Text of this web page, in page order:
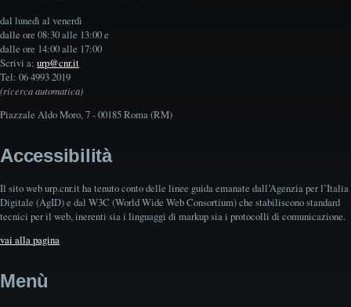
dal lunedì al venerdì
dalle ore 08:30 alle 13:00 e
dalle ore 14:00 alle 17:00
Scrivi a: urp@cnr.it
Tel: 06 4993 2019
(ricerca automatica)
Piazzale Aldo Moro, 7 - 00185 Roma (RM)
Accessibilità
Il sito web urp.cnr.it ha tenuto conto delle linee guida emanate dall’Agenzia per l’Italia
Digitale (AgID) e dal W3C (World Wide Web Consortium) che stabiliscono standard
tecnici per il web, inerenti sia i linguaggi di markup sia i protocolli di comunicazione.
vai alla pagina
Menù